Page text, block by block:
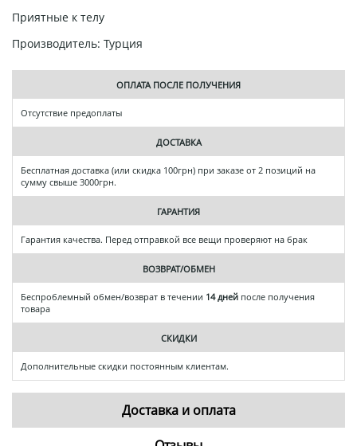
Приятные к телу
Производитель: Турция
ОПЛАТА ПОСЛЕ ПОЛУЧЕНИЯ
Отсутствие предоплаты
ДОСТАВКА
Бесплатная доставка (или скидка 100грн) при заказе от 2 позиций на
сумму свыше 3000грн.
ГАРАНТИЯ
Гарантия качества. Перед отправкой все вещи проверяют на брак
ВОЗВРАТ/ОБМЕН
Беспроблемный обмен/возврат в течении 14 дней после получения
товара
СКИДКИ
Дополнительные скидки постоянным клиентам.
Доставка и оплата